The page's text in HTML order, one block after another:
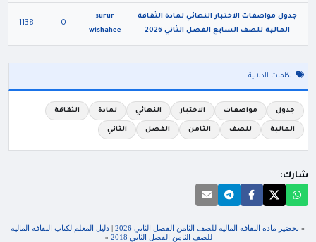
جدول مواصفات الاختبار النهائي لمادة الثقافة
المالية للصف السابع الفصل الثاني 2026
surur
wishahee
0
1138
الكلمات الدلالية
جدول مواصفات الاختبار النهائي لمادة الثقافة
المالية للصف الثامن الفصل الثاني
شارك:
« تحضير مادة الثقافة المالية للصف الثامن الفصل الثاني 2026 | دليل المعلم لكتاب الثقافة المالية
للصف الثامن الفصل الثاني 2018
»